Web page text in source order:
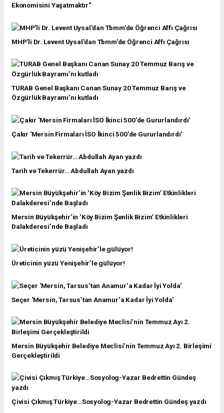
Ekonomisini Yaşatmaktır"
MHP'li Dr. Levent Uysal'dan Tbmm'de Öğrenci Affı Çağrısı
TURAB Genel Başkanı Canan Sunay 20 Temmuz Barış ve
Özgürlük Bayramı’nı kutladı
Çakır 'Mersin Firmaları İSO İkinci 500'de Gururlandırdı'
Tarih ve Tekerrür… Abdullah Ayan yazdı
Mersin Büyükşehir’in ‘Köy Bizim Şenlik Bizim’ Etkinlikleri
Dalakderesi’nde Başladı
Üreticinin yüzü Yenişehir’le gülüyor!
Seçer 'Mersin, Tarsus’tan Anamur’a Kadar İyi Yolda'
Mersin Büyükşehir Belediye Meclisi’nin Temmuz Ayı 2. Birleşimi
Gerçekleştirildi
Çivisi Çıkmış Türkiye…Sosyolog-Yazar Bedrettin Gündeş yazdı